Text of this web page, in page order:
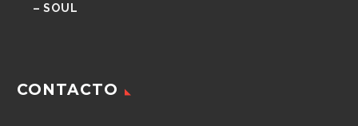
– SOUL
CONTACTO